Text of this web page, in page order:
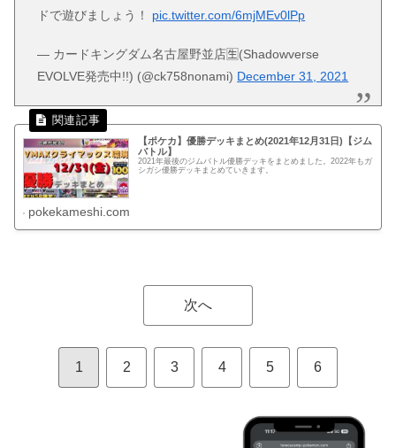
ドで遊びましょう！ pic.twitter.com/6mjMEv0lPp
— カードキングダム名古屋野並店🈢(Shadowverse
EVOLVE発売中!!) (@ck758nonami) December 31, 2021
【ポケカ】優勝デッキまとめ(2021年12月31日)【ジム
バトル】
2021年最後のジムバトル優勝デッキをまとめました。2022年もガ
シガシ優勝デッキまとめていきます。
pokekameshi.com
次へ
1 2 3 4 5 6